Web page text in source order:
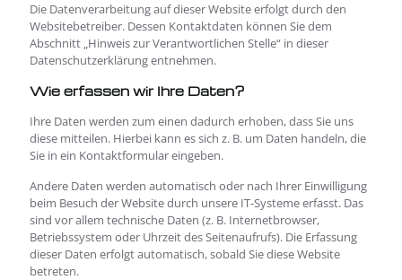
Die Datenverarbeitung auf dieser Website erfolgt durch den
Websitebetreiber. Dessen Kontaktdaten können Sie dem
Abschnitt „Hinweis zur Verantwortlichen Stelle“ in dieser
Datenschutzerklärung entnehmen.
Wie erfassen wir Ihre Daten?
Ihre Daten werden zum einen dadurch erhoben, dass Sie uns
diese mitteilen. Hierbei kann es sich z. B. um Daten handeln, die
Sie in ein Kontaktformular eingeben.
Andere Daten werden automatisch oder nach Ihrer Einwilligung
beim Besuch der Website durch unsere IT-Systeme erfasst. Das
sind vor allem technische Daten (z. B. Internetbrowser,
Betriebssystem oder Uhrzeit des Seitenaufrufs). Die Erfassung
dieser Daten erfolgt automatisch, sobald Sie diese Website
betreten.